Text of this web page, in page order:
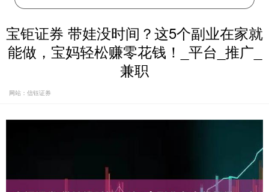
宝钜证券 带娃没时间？这5个副业在家就
能做，宝妈轻松赚零花钱！_平台_推广_
兼职
网站：信钰证券